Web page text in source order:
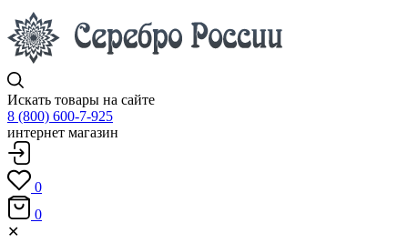
Искать товары на сайте
8 (800) 600-7-925
интернет магазин
0
0
✕